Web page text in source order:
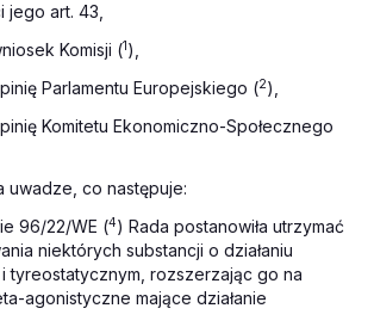
art. 43,
Komisji (1),
Parlamentu Europejskiego (2),
Komitetu Ekonomiczno-Społecznego
uwadze, co następuje:
96/22/WE (4) Rada postanowiła utrzymać
niektórych substancji o działaniu
tyreostatycznym, rozszerzając go na
agonistyczne mające działanie